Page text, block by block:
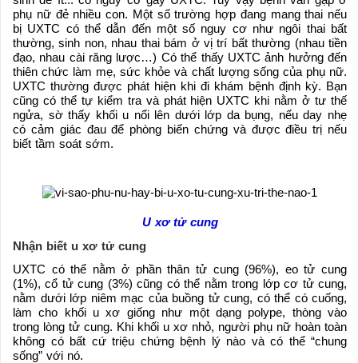
phụ nữ đẻ nhiều con. Một số trường hợp đang mang thai nếu
bị UXTC có thể dẫn đến một số nguy cơ như ngôi thai bất
thường, sinh non, nhau thai bám ở vị trí bất thường (nhau tiền
đạo, nhau cài răng lược…) Có thể thấy UXTC ảnh hưởng đến
thiên chức làm mẹ, sức khỏe và chất lượng sống của phụ nữ.
UXTC thường được phát hiện khi đi khám bệnh định kỳ. Bạn
cũng có thể tự kiểm tra và phát hiện UXTC khi nằm ở tư thế
ngửa, sờ thấy khối u nổi lên dưới lớp da bụng, nếu day nhẹ
có cảm giác đau để phòng biến chứng và được điều trị nếu
biết tầm soát sớm.
U xơ tử cung
Nhận biết u xơ tử cung
UXTC có thể nằm ở phần thân tử cung (96%), eo tử cung
(1%), cổ tử cung (3%) cũng có thể nằm trong lớp cơ tử cung,
nằm dưới lớp niêm mạc của buồng tử cung, có thể có cuống,
làm cho khối u xơ giống như một dạng polype, thòng vào
trong lòng tử cung. Khi khối u xơ nhỏ, người phụ nữ hoàn toàn
không có bất cứ triệu chứng bệnh lý nào và có thể “chung
sống” với nó.